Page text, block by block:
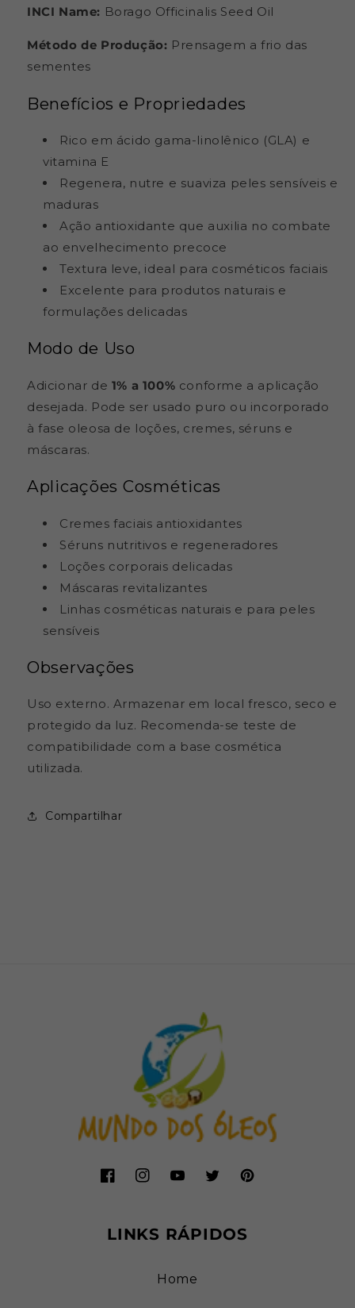
INCI Name: Borago Officinalis Seed Oil
Método de Produção: Prensagem a frio das
sementes
Benefícios e Propriedades
Rico em ácido gama-linolênico (GLA) e
vitamina E
Regenera, nutre e suaviza peles sensíveis e
maduras
Ação antioxidante que auxilia no combate
ao envelhecimento precoce
Textura leve, ideal para cosméticos faciais
Excelente para produtos naturais e
formulações delicadas
Modo de Uso
Adicionar de 1% a 100% conforme a aplicação
desejada. Pode ser usado puro ou incorporado
à fase oleosa de loções, cremes, séruns e
máscaras.
Aplicações Cosméticas
Cremes faciais antioxidantes
Séruns nutritivos e regeneradores
Loções corporais delicadas
Máscaras revitalizantes
Linhas cosméticas naturais e para peles
sensíveis
Observações
Uso externo. Armazenar em local fresco, seco e
protegido da luz. Recomenda-se teste de
compatibilidade com a base cosmética
utilizada.
Compartilhar
FacebookInstagramYouTubeTwitterPinterest
LINKS RÁPIDOS
Home